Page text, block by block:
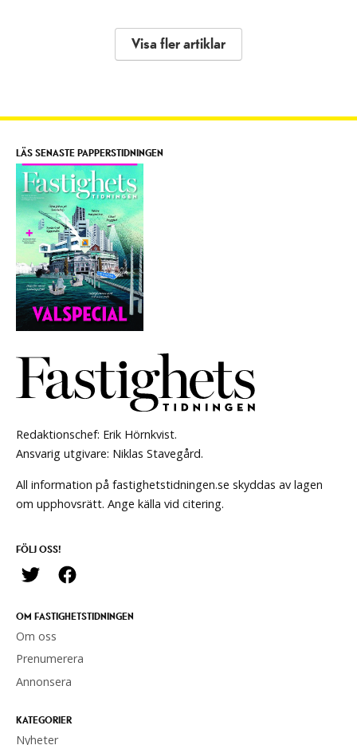
Visa fler artiklar
Redaktionschef: Erik Hörnkvist.
Ansvarig utgivare: Niklas Stavegård.
All information på fastighetstidningen.se skyddas av lagen
om upphovsrätt. Ange källa vid citering.
FÖLJ OSS!
OM FASTIGHETSTIDNINGEN
Om oss
Prenumerera
Annonsera
KATEGORIER
Nyheter
LÄS SENASTE PAPPERSTIDNINGEN